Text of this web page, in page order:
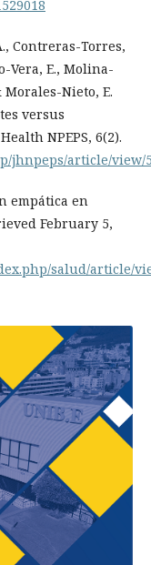
Contreras-Torres,
Vera, E., Molina-
Morales-Nieto, E.
versus
NPEPS, 6(2).
jhnpeps/article/view/
empática en
February 5,
salud/article/